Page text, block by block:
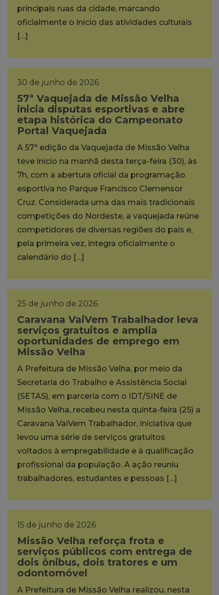
principais ruas da cidade, marcando
oficialmente o início das atividades culturais
[…]
30 de junho de 2026
57ª Vaquejada de Missão Velha
inicia disputas esportivas e abre
etapa histórica do Campeonato
Portal Vaquejada
A 57ª edição da Vaquejada de Missão Velha
teve início na manhã desta terça-feira (30), às
7h, com a abertura oficial da programação
esportiva no Parque Francisco Clemensor
Cruz. Considerada uma das mais tradicionais
competições do Nordeste, a vaquejada reúne
competidores de diversas regiões do país e,
pela primeira vez, integra oficialmente o
calendário do […]
25 de junho de 2026
Caravana VaiVem Trabalhador leva
serviços gratuitos e amplia
oportunidades de emprego em
Missão Velha
A Prefeitura de Missão Velha, por meio da
Secretaria do Trabalho e Assistência Social
(SETAS), em parceria com o IDT/SINE de
Missão Velha, recebeu nesta quinta-feira (25) a
Caravana VaiVem Trabalhador, iniciativa que
levou uma série de serviços gratuitos
voltados à empregabilidade e à qualificação
profissional da população. A ação reuniu
trabalhadores, estudantes e pessoas […]
15 de junho de 2026
Missão Velha reforça frota e
serviços públicos com entrega de
dois ônibus, dois tratores e um
odontomóvel
A Prefeitura de Missão Velha realizou, nesta